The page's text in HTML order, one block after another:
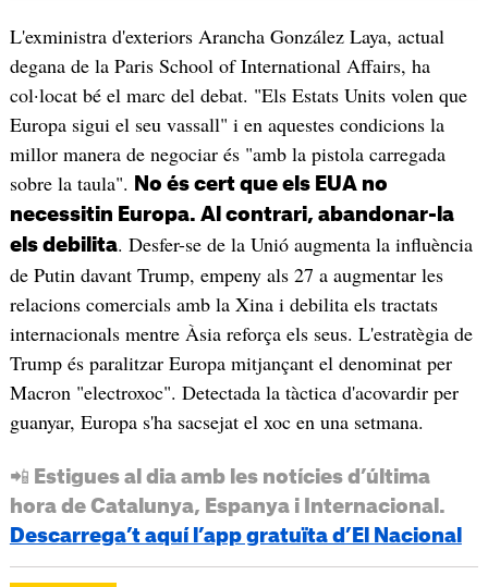
L'exministra d'exteriors Arancha González Laya, actual
degana de la Paris School of International Affairs, ha
col·locat bé el marc del debat. "Els Estats Units volen que
Europa sigui el seu vassall" i en aquestes condicions la
millor manera de negociar és "amb la pistola carregada
sobre la taula".
No és cert que els EUA no
necessitin Europa. Al contrari, abandonar-la
els debilita. Desfer-se de la Unió augmenta la influència
de Putin davant Trump, empeny als 27 a augmentar les
relacions comercials amb la Xina i debilita els tractats
internacionals mentre Àsia reforça els seus. L'estratègia de
Trump és paralitzar Europa mitjançant el denominat per
Macron "electroxoc". Detectada la tàctica d'acovardir per
guanyar, Europa s'ha sacsejat el xoc en una setmana.
📲 Estigues al dia amb les notícies d’última
hora de Catalunya, Espanya i Internacional.
Descarrega’t aquí l’app gratuïta d’El Nacional